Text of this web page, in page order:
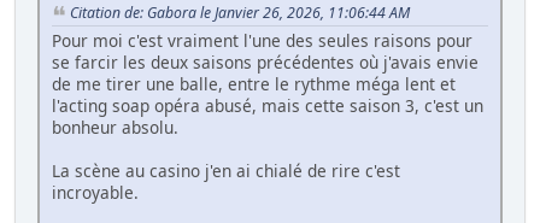
Citation de: Gabora le Janvier 26, 2026, 11:06:44 AM
Pour moi c'est vraiment l'une des seules raisons pour
se farcir les deux saisons précédentes où j'avais envie
de me tirer une balle, entre le rythme méga lent et
l'acting soap opéra abusé, mais cette saison 3, c'est un
bonheur absolu.
La scène au casino j'en ai chialé de rire c'est
incroyable.